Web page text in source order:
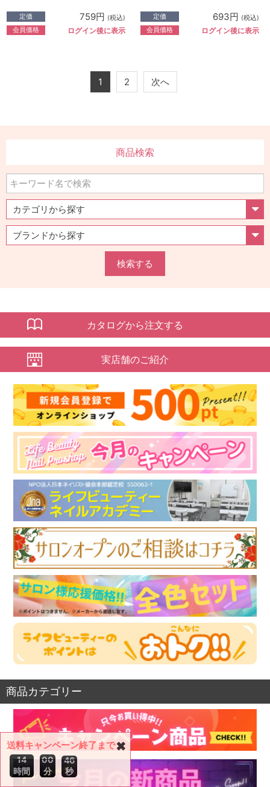
定価 759円 (税込)
会員価格 ログイン後に表示
定価 693円 (税込)
会員価格 ログイン後に表示
1 2 次へ
商品検索
検索する
カタログから注文する
実店舗のご紹介
商品カテゴリー
✖
送料キャンペーン終了まで
14
時間
00
分
45
秒